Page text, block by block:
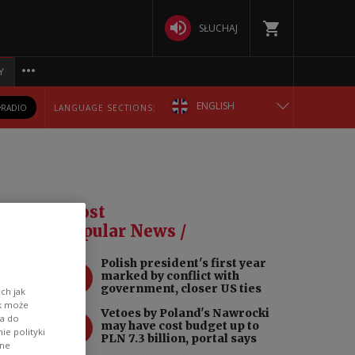
SŁUCHAJ
RADIO LANGUAGE SECTIONS: ENGLISH
РУССКИЙ
УКРАЇНСЬКА
of
Most
Popular News /
Polish president's first year
marked by conflict with
government, closer US ties
Vetoes by Poland's Nawrocki
may have cost budget up to
PLN 7.3 billion, portal says
jak
może
do
polityki